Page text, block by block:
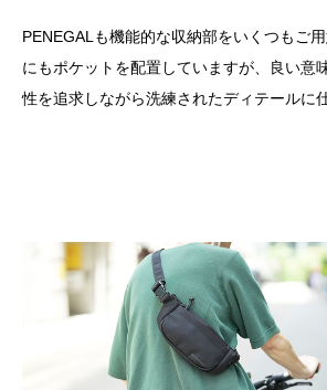
PENEGALも機能的な収納部をいくつもご
にもポケットを配置していますが、良い意
性を追求しながら洗練されたディテールに